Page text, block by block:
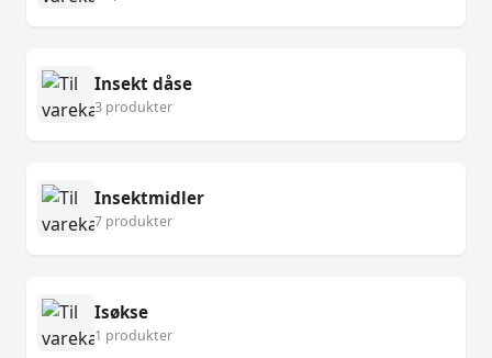
Insekt dåse
3 produkter
Insektmidler
7 produkter
Isøkse
1 produkter